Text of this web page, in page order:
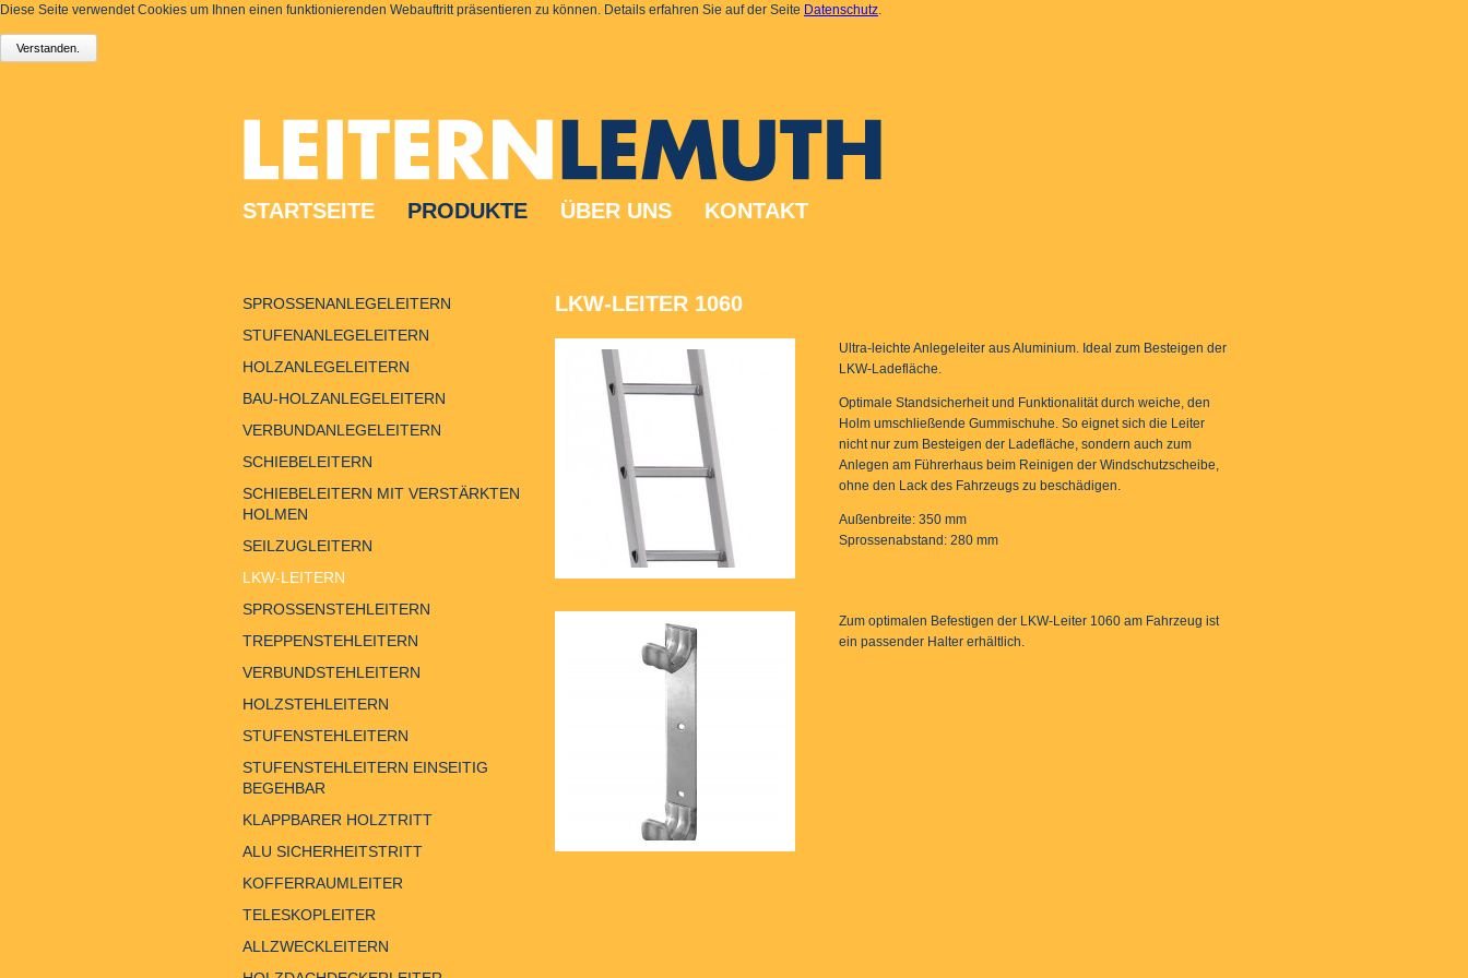
Diese Seite verwendet Cookies um Ihnen einen funktionierenden Webauftritt präsentieren zu können. Details erfahren Sie auf der Seite Datenschutz.
STARTSEITE PRODUKTE ÜBER UNS KONTAKT
LKW-LEITER 1060
Ultra-leichte Anlegeleiter aus Aluminium. Ideal zum Besteigen der
LKW-Ladefläche.
Optimale Standsicherheit und Funktionalität durch weiche, den
Holm umschließende Gummischuhe. So eignet sich die Leiter
nicht nur zum Besteigen der Ladefläche, sondern auch zum
Anlegen am Führerhaus beim Reinigen der Windschutzscheibe,
ohne den Lack des Fahrzeugs zu beschädigen.
Außenbreite: 350 mm
Sprossenabstand: 280 mm
Zum optimalen Befestigen der LKW-Leiter 1060 am Fahrzeug ist
ein passender Halter erhältlich.
SPROSSENANLEGELEITERN
STUFENANLEGELEITERN
HOLZANLEGELEITERN
BAU-HOLZANLEGELEITERN
VERBUNDANLEGELEITERN
SCHIEBELEITERN
SCHIEBELEITERN MIT VERSTÄRKTEN
HOLMEN
SEILZUGLEITERN
LKW-LEITERN
SPROSSENSTEHLEITERN
TREPPENSTEHLEITERN
VERBUNDSTEHLEITERN
HOLZSTEHLEITERN
STUFENSTEHLEITERN
STUFENSTEHLEITERN EINSEITIG
BEGEHBAR
KLAPPBARER HOLZTRITT
ALU SICHERHEITSTRITT
KOFFERRAUMLEITER
TELESKOPLEITER
ALLZWECKLEITERN